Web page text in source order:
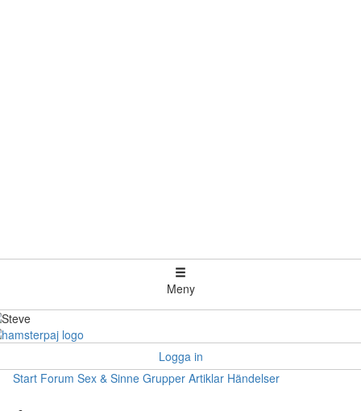
Meny
Logga in
Start Forum Sex & Sinne Grupper Artiklar Händelser